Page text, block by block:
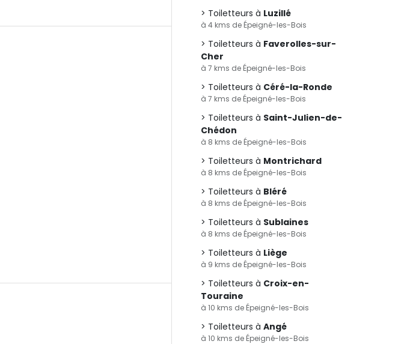
Toiletteurs à Luzillé
à 4 kms de Épeigné-les-Bois
Toiletteurs à Faverolles-sur-
Cher
à 7 kms de Épeigné-les-Bois
Toiletteurs à Céré-la-Ronde
à 7 kms de Épeigné-les-Bois
Toiletteurs à Saint-Julien-de-
Chédon
à 8 kms de Épeigné-les-Bois
Toiletteurs à Montrichard
à 8 kms de Épeigné-les-Bois
Toiletteurs à Bléré
à 8 kms de Épeigné-les-Bois
Toiletteurs à Sublaines
à 8 kms de Épeigné-les-Bois
Toiletteurs à Liège
à 9 kms de Épeigné-les-Bois
Toiletteurs à Croix-en-
Touraine
à 10 kms de Épeigné-les-Bois
Toiletteurs à Angé
à 10 kms de Épeigné-les-Bois